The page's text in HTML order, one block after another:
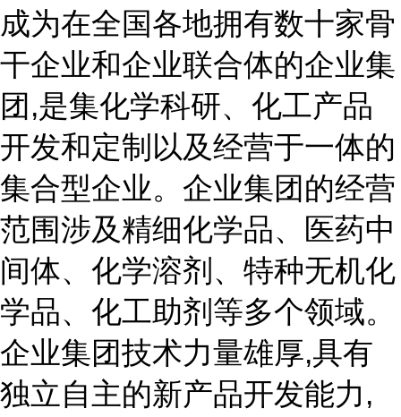
成为在全国各地拥有数十家骨
干企业和企业联合体的企业集
团,是集化学科研、化工产品
开发和定制以及经营于一体的
集合型企业。企业集团的经营
范围涉及精细化学品、医药中
间体、化学溶剂、特种无机化
学品、化工助剂等多个领域。
企业集团技术力量雄厚,具有
独立自主的新产品开发能力,